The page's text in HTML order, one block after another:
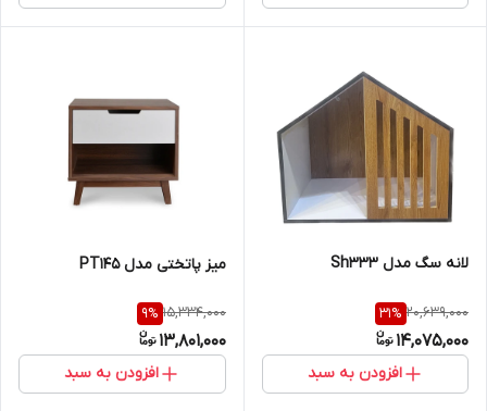
لانه سگ مدل Sh333
20,639,000
31%
14,075,000
افزودن به سبد
میز پاتختی مدل PT145
15,334,000
9%
13,801,000
افزودن به سبد